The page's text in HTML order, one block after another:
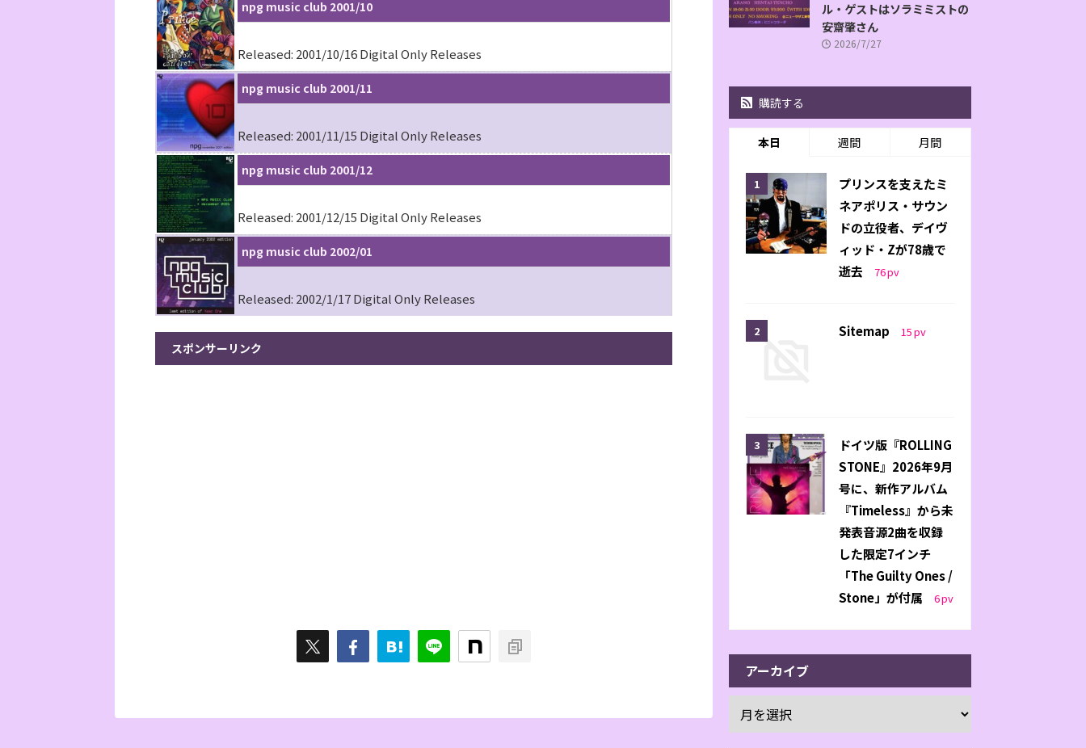
npg music club 2001/10
Released: 2001/10/16 Digital Only Releases
npg music club 2001/11
Released: 2001/11/15 Digital Only Releases
npg music club 2001/12
Released: 2001/12/15 Digital Only Releases
npg music club 2002/01
Released: 2002/1/17 Digital Only Releases
スポンサーリンク
ル・ゲストはソラミミストの
安齋肇さん
2026/7/27
購読する
本日 週間 月間
プリンスを支えたミ
ネアポリス・サウン
ドの立役者、デイヴ
ィッド・Zが78歳で
逝去
76pv
Sitemap 15pv
ドイツ版『ROLLING
STONE』2026年9月
号に、新作アルバム
『Timeless』から未
発表音源2曲を収録
した限定7インチ
「The Guilty Ones /
Stone」が付属
6pv
アーカイブ